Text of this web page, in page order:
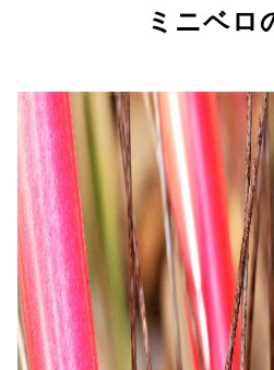
ミニベロ